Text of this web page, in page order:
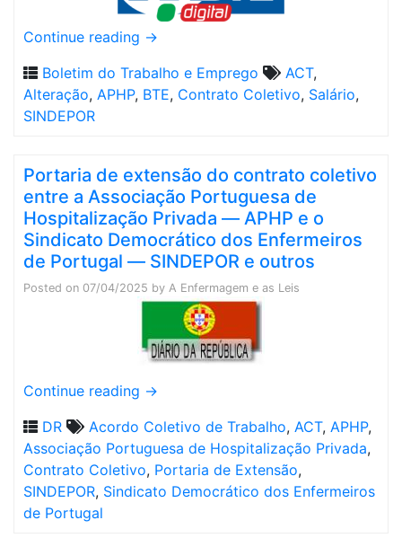
Continue reading →
Boletim do Trabalho e Emprego
ACT,
Alteração, APHP, BTE, Contrato Coletivo, Salário,
SINDEPOR
Portaria de extensão do contrato coletivo
entre a Associação Portuguesa de
Hospitalização Privada ― APHP e o
Sindicato Democrático dos Enfermeiros
de Portugal ― SINDEPOR e outros
Posted on 07/04/2025 by A Enfermagem e as Leis
Continue reading →
DR
Acordo Coletivo de Trabalho, ACT, APHP,
Associação Portuguesa de Hospitalização Privada,
Contrato Coletivo, Portaria de Extensão,
SINDEPOR, Sindicato Democrático dos Enfermeiros
de Portugal